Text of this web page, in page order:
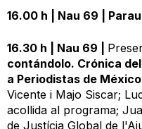
16.00 h | Nau 69 |
16.30 h | Nau 69 |
contándolo. Crónica
a Periodistas de México
Vicente i Majo Siscar;
acollida al programa;
de Justícia Global de